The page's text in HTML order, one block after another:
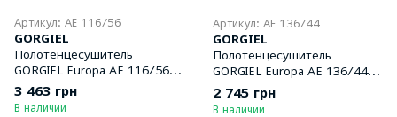
Артикул: AE 116/56
GORGIEL
Полотенцeсушитель
GORGIEL Europa AE 116/56
(606W)
3 463 грн
В наличии
Артикул: AE 136/44
GORGIEL
Полотенцeсушитель
GORGIEL Europa AE 136/44
(576W)
2 745 грн
В наличии